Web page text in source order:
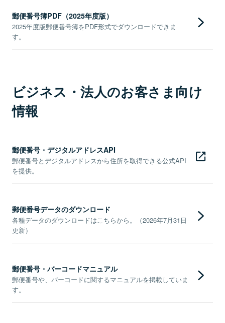
郵便番号簿PDF（2025年度版）
2025年度版郵便番号簿をPDF形式でダウンロードできま
す。
ビジネス・法人のお客さま向け
情報
郵便番号・デジタルアドレスAPI
郵便番号とデジタルアドレスから住所を取得できる公式API
を提供。
郵便番号データのダウンロード
各種データのダウンロードはこちらから。（2026年7月31日
更新）
郵便番号・バーコードマニュアル
郵便番号や、バーコードに関するマニュアルを掲載していま
す。